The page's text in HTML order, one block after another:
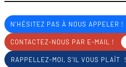
N'HÉSITEZ PAS À NOUS APPELER !
CONTACTEZ-NOUS PAR E-MAIL !
RAPPELLEZ-MOI, S'IL VOUS PLAÎT !